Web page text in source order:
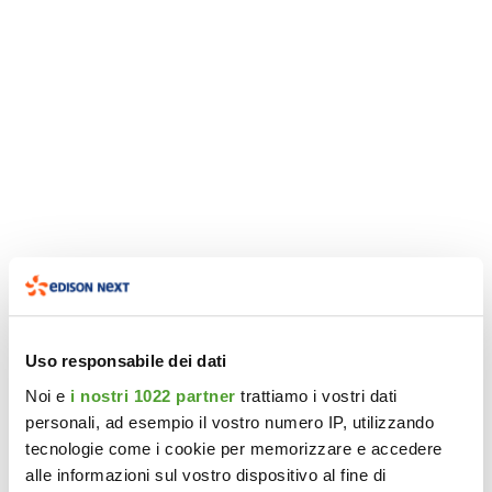
Uso responsabile dei dati
Noi e i nostri 1022 partner trattiamo i vostri dati
personali, ad esempio il vostro numero IP, utilizzando
tecnologie come i cookie per memorizzare e accedere
alle informazioni sul vostro dispositivo al fine di